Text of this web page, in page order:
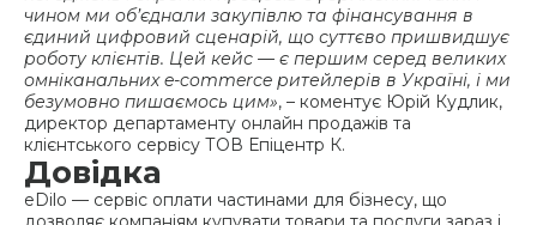
чином ми об’єднали закупівлю та фінансування в
єдиний цифровий сценарій, що суттєво пришвидшує
роботу клієнтів. Цей кейс — є першим серед великих
омніканальних e-commerce ритейлерів в Україні, і ми
безумовно пишаємось цим», – коментує Юрій Кудлик,
директор департаменту онлайн продажів та
клієнтського сервісу ТОВ Епіцентр К.
Довідка
eDilo — сервіс оплати частинами для бізнесу, що